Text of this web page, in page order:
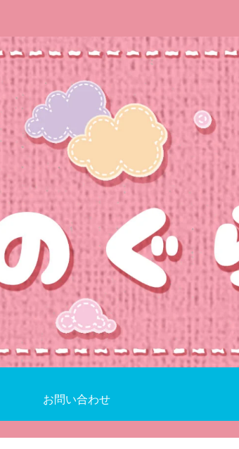
お問い合わせ